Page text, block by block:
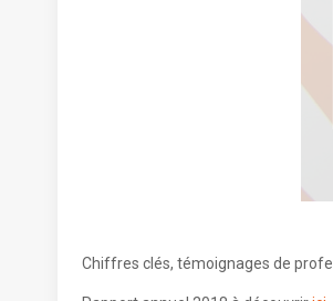
Chiffres clés, témoignages de